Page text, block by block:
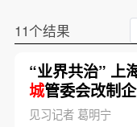
11个结果
“业界共治” 上
城管委会改制
见习记者 葛明宁